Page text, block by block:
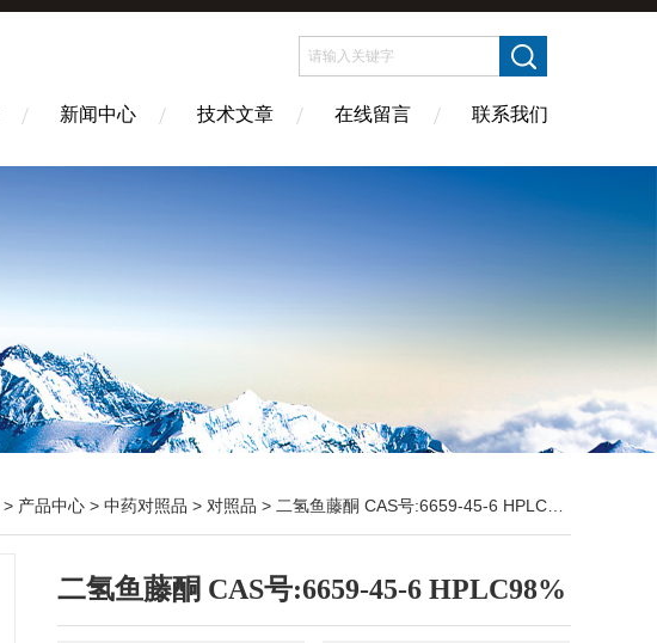
新闻中心 技术文章 在线留言 联系我们
> 产品中心 > 中药对照品 > 对照品 > 二氢鱼藤酮 CAS号:6659-45-6 HPLC98%
二氢鱼藤酮 CAS号:6659-45-6 HPLC98%